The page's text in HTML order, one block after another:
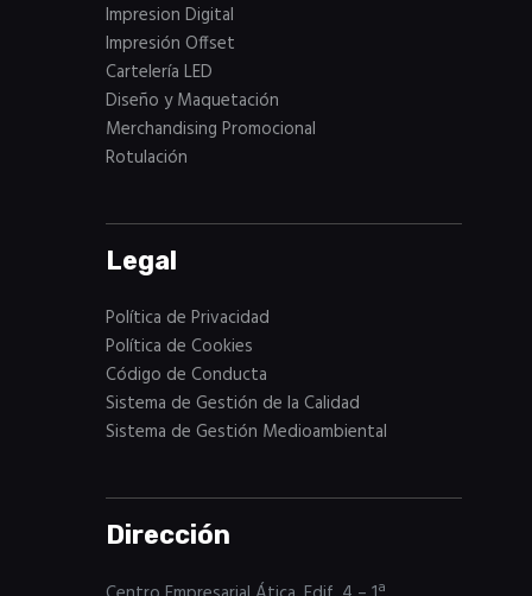
Impresion Digital
Impresión Offset
Cartelería LED
Diseño y Maquetación
Merchandising Promocional
Rotulación
Legal
Política de Privacidad
Política de Cookies
Código de Conducta
Sistema de Gestión de la Calidad
Sistema de Gestión Medioambiental
Dirección